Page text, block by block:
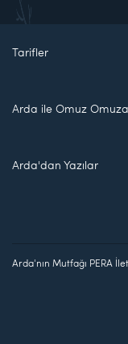
Tarifler
Arda ile Omuz Omuza
Arda'dan Yazılar
Arda'nın Mutfağı PERA